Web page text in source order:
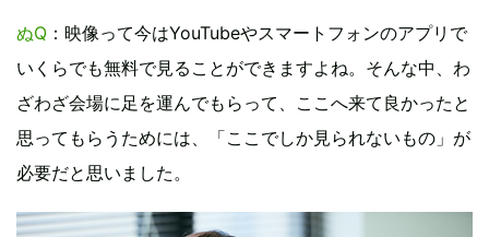
ぬQ ：映像って今はYouTubeやスマートフォンのアプリで
いくらでも無料で見ることができますよね。そんな中、わ
ざわざ会場に足を運んでもらって、ここへ来て良かったと
思ってもらうためには、「ここでしか見られないもの」が
必要だと思いました。